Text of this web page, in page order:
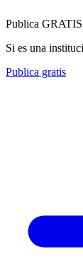
Publica
Si es una
Publica gratis